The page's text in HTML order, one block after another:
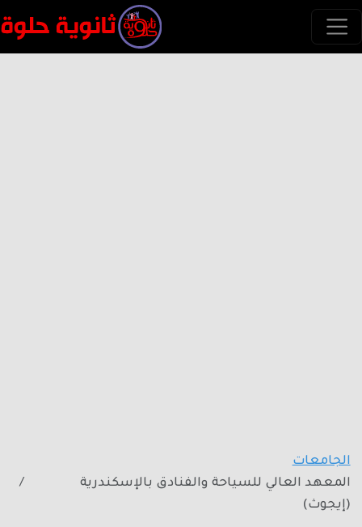
الجامعات
المعهد العالي للسياحة والفنادق بالإسكندرية
(إيجوث)